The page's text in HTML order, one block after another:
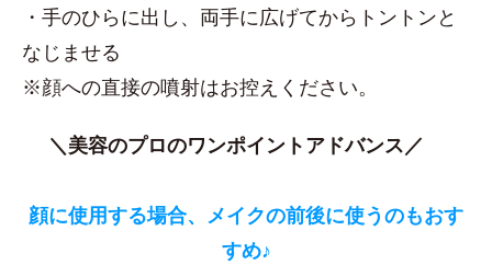
・手のひらに出し、両手に広げてからトントンと
なじませる
※顔への直接の噴射はお控えください。
＼美容のプロのワンポイントアドバンス／
顔に使用する場合、メイクの前後に使うのもおす
すめ♪